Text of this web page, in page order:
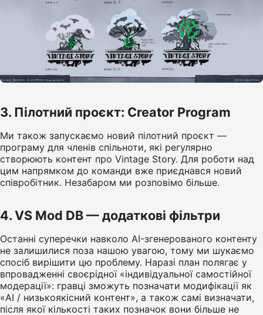
3. Пілотний проєкт: Creator Program
Ми також запускаємо новий пілотний проєкт —
програму для членів спільноти, які регулярно
створюють контент про Vintage Story. Для роботи над
цим напрямком до команди вже приєднався новий
співробітник. Незабаром ми розповімо більше.
4. VS Mod DB — додаткові фільтри
Останні суперечки навколо AI-згенерованого контенту
не залишилися поза нашою увагою, тому ми шукаємо
спосіб вирішити цю проблему. Наразі план полягає у
впровадженні своєрідної «індивідуальної самостійної
модерації»: гравці зможуть позначати модифікації як
«AI / низькоякісний контент», а також самі визначати,
після якої кількості таких позначок вони більше не